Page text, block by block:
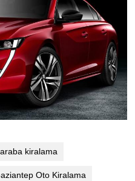
kiralama
Oto Kiralama